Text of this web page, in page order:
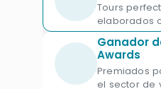
atracciones de
Biblioteca de
Catacumbasy
durante
5 días en
Tours
elaborados
1987.
Ganador
Awards
Premiados
el sector de